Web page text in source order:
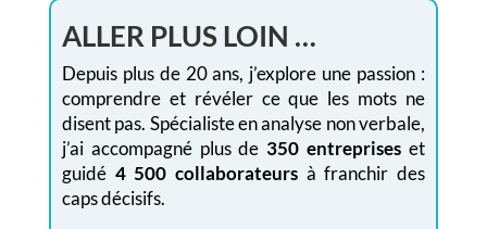
ALLER PLUS LOIN …
Depuis plus de 20 ans, j’explore une passion :
comprendre et révéler ce que les mots ne
disent pas. Spécialiste en analyse non verbale,
j’ai accompagné plus de 350 entreprises et
guidé 4 500 collaborateurs à franchir des
caps décisifs.